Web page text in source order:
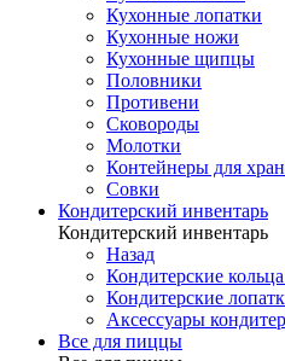
Кухонные лопатки
Кухонные ножи
Кухонные щипцы
Половники
Противени
Сковороды
Молотки
Контейнеры для
Совки
Кондитерский инвентарь
Кондитерский инвентарь
Назад
Кондитерские
Кондитерские
Аксессуары
Все для пиццы